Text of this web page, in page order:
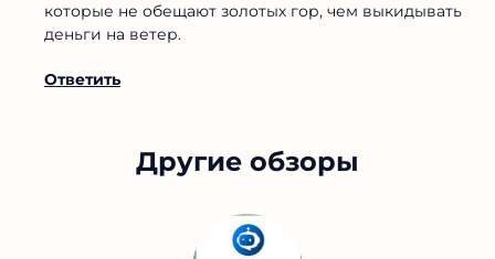
которые не обещают золотых гор, чем выкидывать
деньги на ветер.
Ответить
Другие обзоры